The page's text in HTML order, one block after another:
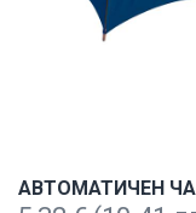
АВТОМАТИЧЕН